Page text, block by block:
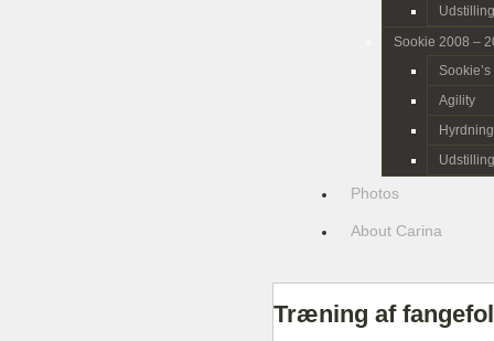
Udstilling
Sookie 2008 –
Agility
Hyrdning
Udstilling
Photos
About Carina
Træning af